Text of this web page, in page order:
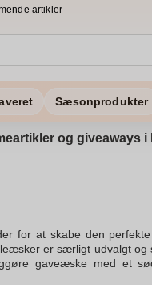
artikler
Sæsonprodukter
og giveaways i
for at skabe den
er særligt udvalgt og
gaveæske med et